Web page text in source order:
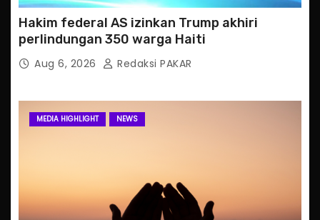
Hakim federal AS izinkan Trump akhiri
perlindungan 350 warga Haiti
Aug 6, 2026 Redaksi PAKAR
MEDIA HIGHLIGHT NEWS